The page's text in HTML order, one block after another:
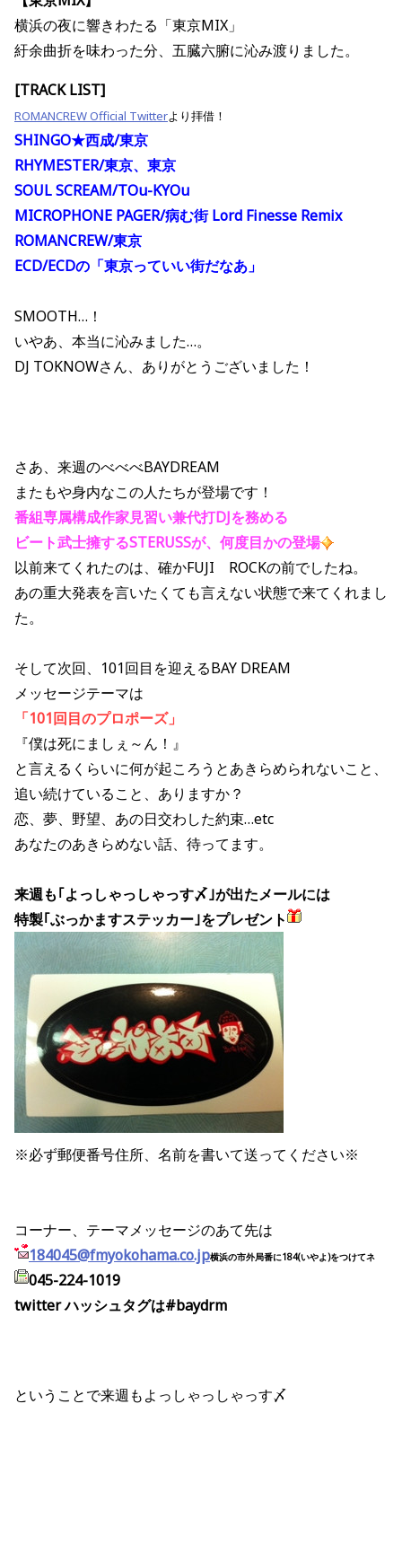
横浜の夜に響きわたる「東京MIX」
紆余曲折を味わった分、五臓六腑に沁み渡りました。
[TRACK LIST]
ROMANCREW Official Twitterより拝借！
SHINGO★西成/東京
RHYMESTER/東京、東京
SOUL SCREAM/TOu-KYOu
MICROPHONE PAGER/病む街 Lord Finesse Remix
ROMANCREW/東京
ECD/ECDの「東京っていい街だなあ」
SMOOTH…！
いやあ、本当に沁みました…。
DJ TOKNOWさん、ありがとうございました！
さあ、来週のべべべBAYDREAM
またもや身内なこの人たちが登場です！
番組専属構成作家見習い兼代打DJを務める
ビート武士擁するSTERUSSが、何度目かの登場
以前来てくれたのは、確かFUJI ROCKの前でしたね。
あの重大発表を言いたくても言えない状態で来てくれまし
た。
そして次回、101回目を迎えるBAY DREAM
メッセージテーマは
「101回目のプロポーズ」
『僕は死にましぇ～ん！』
と言えるくらいに何が起ころうとあきらめられないこと、
追い続けていること、ありますか？
恋、夢、野望、あの日交わした約束…etc
あなたのあきらめない話、待ってます。
来週も｢よっしゃっしゃっす〆｣が出たメールには
特製｢ぶっかますステッカー｣をプレゼント
※必ず郵便番号住所、名前を書いて送ってください※
コーナー、テーマメッセージのあて先は
184045@fmyokohama.co.jp横浜の市外局番に184(いやよ)をつけてネ
045-224-1019
twitter ハッシュタグは#baydrm
ということで来週もよっしゃっしゃっす〆